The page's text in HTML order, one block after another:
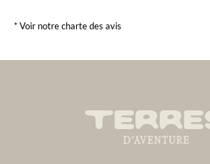
* Voir notre charte des avis